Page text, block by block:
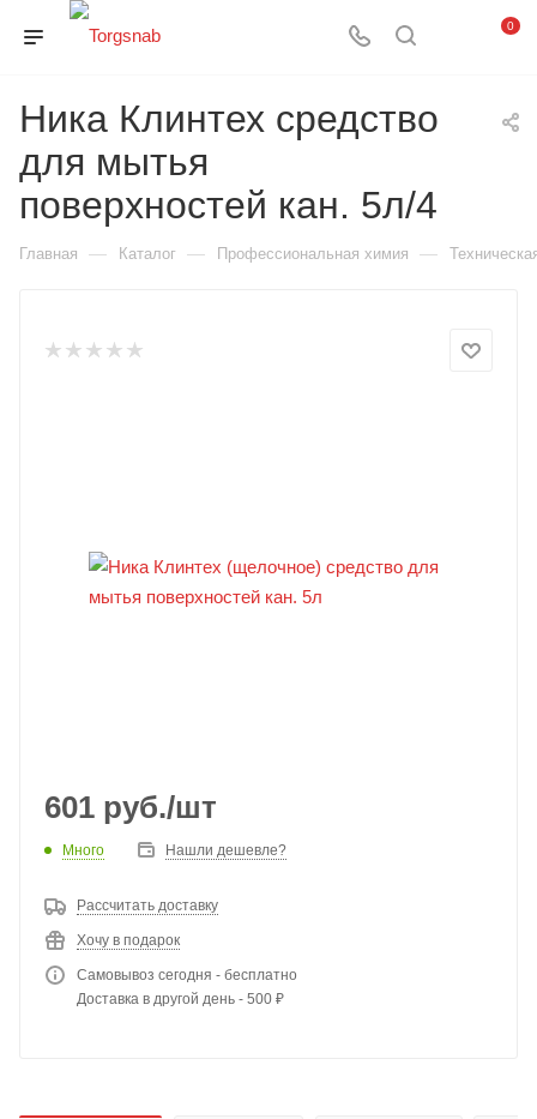
0
Ника Клинтех средство
для мытья
поверхностей кан. 5л/4
Главная — Каталог — Профессиональная химия —
601 руб./шт
Много Нашли дешевле?
Рассчитать доставку
Хочу в подарок
Самовывоз сегодня - бесплатно
Доставка в другой день - 500 ₽